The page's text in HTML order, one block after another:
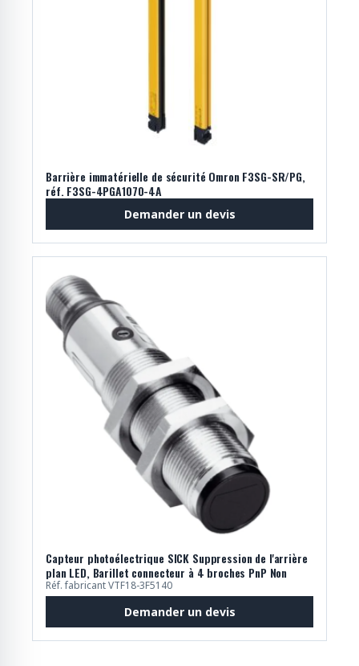
Barrière immatérielle de sécurité Omron F3SG-SR/PG,
réf. F3SG-4PGA1070-4A
Demander un devis
Capteur photoélectrique SICK Suppression de l'arrière
plan LED, Barillet connecteur à 4 broches PnP Non
Réf. fabricant VTF18-3F5140
Demander un devis